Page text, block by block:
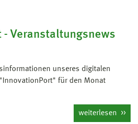
- Veranstaltungsnews
unseres digitalen
für den Monat
weiterlesen